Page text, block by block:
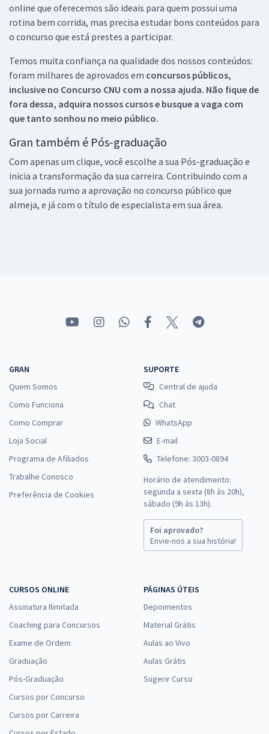
online que oferecemos são ideais para quem possui uma
rotina bem corrida, mas precisa estudar bons conteúdos para
o concurso que está prestes a participar.
Temos muita confiança na qualidade dos nossos conteúdos:
foram milhares de aprovados em concursos públicos,
inclusive no Concurso CNU com a nossa ajuda. Não fique de
fora dessa, adquira nossos cursos e busque a vaga com
que tanto sonhou no meio público.
Gran também é Pós-graduação
Com apenas um clique, você escolhe a sua Pós-graduação e
inicia a transformação da sua carreira. Contribuindo com a
sua jornada rumo a aprovação no concurso público que
almeja, e já com o título de especialista em sua área.
GRAN
Quem Somos
Como Funciona
Como Comprar
Loja Social
Programa de Afiliados
Trabalhe Conosco
Preferência de Cookies
SUPORTE
Central de ajuda
Chat
WhatsApp
E-mail
Telefone: 3003-0894
Horário de atendimento:
segunda a sexta (8h às 20h),
sábado (9h às 13h).
Foi aprovado?
Envie-nos a sua história!
CURSOS ONLINE
Assinatura Ilimitada
Coaching para Concursos
Exame de Ordem
Graduação
Pós-Graduação
Cursos por Concurso
Cursos por Carreira
PÁGINAS ÚTEIS
Depoimentos
Material Grátis
Aulas ao Vivo
Aulas Grátis
Sugerir Curso